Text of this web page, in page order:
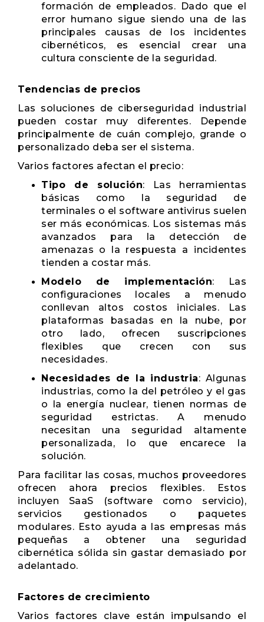
formación de empleados. Dado que el
error humano sigue siendo una de las
principales causas de los incidentes
cibernéticos, es esencial crear una
cultura consciente de la seguridad.
Tendencias de precios
Las soluciones de ciberseguridad industrial
pueden costar muy diferentes. Depende
principalmente de cuán complejo, grande o
personalizado deba ser el sistema.
Varios factores afectan el precio:
Tipo de solución: Las herramientas
básicas como la seguridad de
terminales o el software antivirus suelen
ser más económicas. Los sistemas más
avanzados para la detección de
amenazas o la respuesta a incidentes
tienden a costar más.
Modelo de implementación: Las
configuraciones locales a menudo
conllevan altos costos iniciales. Las
plataformas basadas en la nube, por
otro lado, ofrecen suscripciones
flexibles que crecen con sus
necesidades.
Necesidades de la industria: Algunas
industrias, como la del petróleo y el gas
o la energía nuclear, tienen normas de
seguridad estrictas. A menudo
necesitan una seguridad altamente
personalizada, lo que encarece la
solución.
Para facilitar las cosas, muchos proveedores
ofrecen ahora precios flexibles. Estos
incluyen SaaS (software como servicio),
servicios gestionados o paquetes
modulares. Esto ayuda a las empresas más
pequeñas a obtener una seguridad
cibernética sólida sin gastar demasiado por
adelantado.
Factores de crecimiento
Varios factores clave están impulsando el